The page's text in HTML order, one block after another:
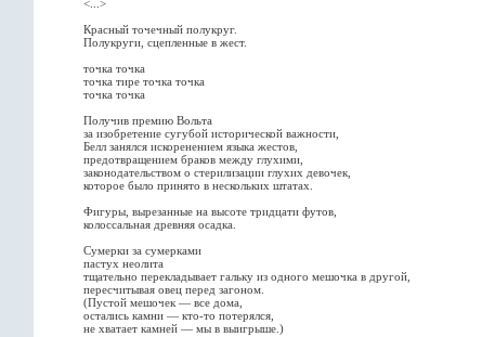
<...>
Красный точечный полукруг.
Полукруги, сцепленные в жест.
точка точка
точка тире точка точка
точка точка
Получив премию Вольта
за изобретение сугубой исторической важности,
Белл занялся искоренением языка жестов,
предотвращением браков между глухими,
законодательством о стерилизации глухих девочек,
которое было принято в нескольких штатах.
Фигуры, вырезанные на высоте тридцати футов,
колоссальная древняя осадка.
Сумерки за сумерками
пастух неолита
тщательно перекладывает гальку из одного мешочка в другой,
пересчитывая овец перед загоном.
(Пустой мешочек — все дома,
остались камни — кто-то потерялся,
не хватает камней — мы в выигрыше.)